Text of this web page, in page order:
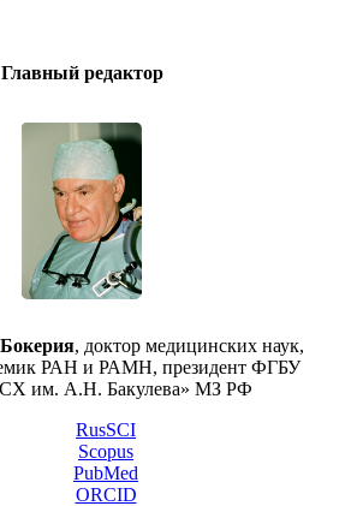
Главный редактор
, доктор медицинских наук,
РАН и РАМН, президент ФГБУ
им. А.Н. Бакулева» МЗ РФ
RusSCI
Scopus
PubMed
ORCID